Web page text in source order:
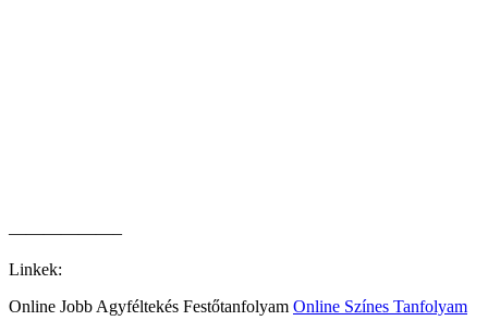
——————–
Linkek:
Online Jobb Agyféltekés Festőtanfolyam Online Színes Tanfolyam